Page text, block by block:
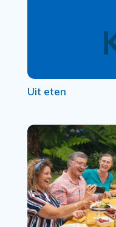
Uit eten